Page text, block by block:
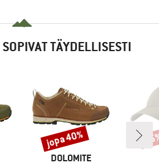
TÄYDELLISESTI
MERKKI
DOLOMITE
Alennus
jopa 40%